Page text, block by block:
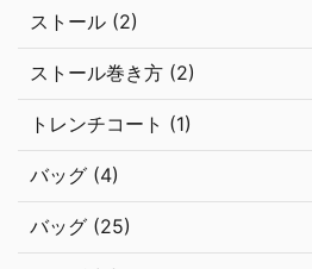
ストール (2)
ストール巻き方 (2)
トレンチコート (1)
バッグ (4)
バッグ (25)